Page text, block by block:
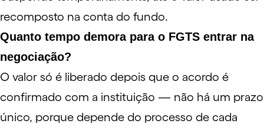
recomposto na conta do fundo.
Quanto tempo demora para o FGTS entrar na
negociação?
O valor só é liberado depois que o acordo é
confirmado com a instituição — não há um prazo
único, porque depende do processo de cada